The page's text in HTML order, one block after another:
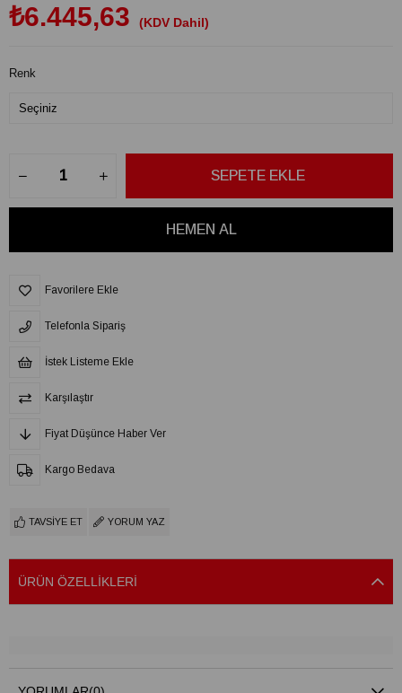
₺6.445,63 (KDV Dahil)
Renk
Favorilere Ekle
Telefonla Sipariş
İstek Listeme Ekle
Karşılaştır
Fiyat Düşünce Haber Ver
Kargo Bedava
TAVSIYE ET YORUM YAZ
ÜRÜN ÖZELLIKLERI